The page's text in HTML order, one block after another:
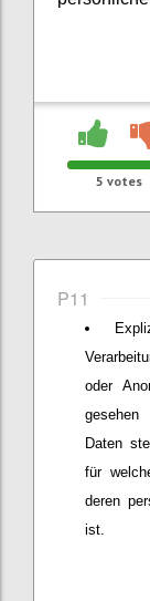
5 votes
P11
oder
Daten
für
deren
ist.